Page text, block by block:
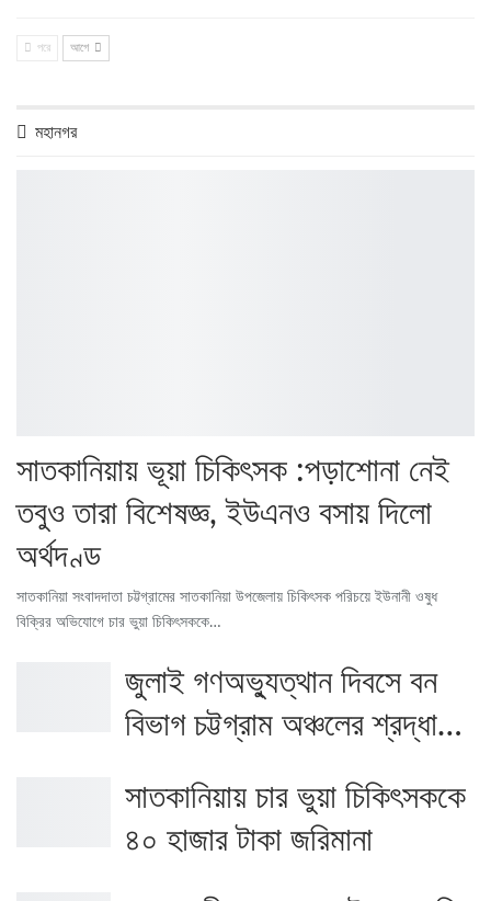
পরে আগে
মহানগর
সাতকানিয়ায় ভূয়া চিকিৎসক :পড়াশোনা নেই
তবুও তারা বিশেষজ্ঞ, ইউএনও বসায় দিলো
অর্থদণ্ড
সাতকানিয়া সংবাদদাতা চট্টগ্রামের সাতকানিয়া উপজেলায় চিকিৎসক পরিচয়ে ইউনানী ওষুধ
বিক্রির অভিযোগে চার ভুয়া চিকিৎসককে…
জুলাই গণঅভ্যুত্থান দিবসে বন
বিভাগ চট্টগ্রাম অঞ্চলের শ্রদ্ধা…
সাতকানিয়ায় চার ভুয়া চিকিৎসককে
৪০ হাজার টাকা জরিমানা